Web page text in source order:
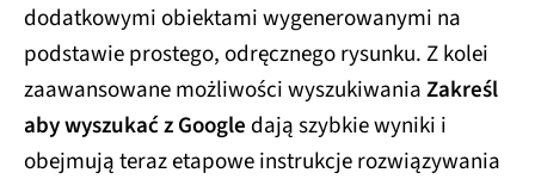
dodatkowymi obiektami wygenerowanymi na
podstawie prostego, odręcznego rysunku. Z kolei
zaawansowane możliwości wyszukiwaniaZakreśl
aby wyszukać z Google dają szybkie wyniki i
obejmują teraz etapowe instrukcje rozwiązywania